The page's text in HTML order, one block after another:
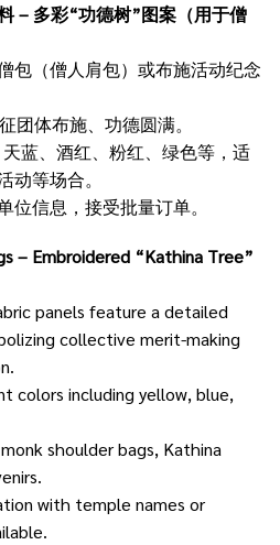
– 多彩“功德树”图案（用于僧
包（僧人肩包）或布施活动纪念
团体布施、功德圆满。
蓝、酒红、粉红、绿色等，适
动等场合。
位信息，接受批量订单。
– Embroidered “Kathina Tree”
panels feature a detailed
collective merit-making
colors including yellow, blue,
shoulder bags, Kathina
with temple names or